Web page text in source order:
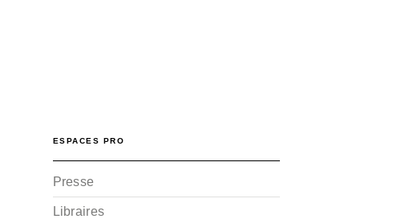
ESPACES PRO
Presse
Libraires